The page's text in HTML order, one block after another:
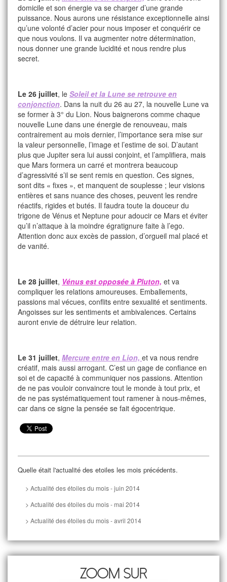
domicile et son énergie va se charger d’une grande
puissance. Nous aurons une résistance exceptionnelle ainsi
qu’une volonté d’acier pour nous imposer et conquérir ce
que nous voulons. Il va augmenter notre détermination,
nous donner une grande lucidité et nous rendre plus
secret.
Le 26 juillet, le Soleil et la Lune se retrouve en
conjonction. Dans la nuit du 26 au 27, la nouvelle Lune va
se former à 3° du Lion. Nous baignerons comme chaque
nouvelle Lune dans une énergie de renouveau, mais
contrairement au mois dernier, l’importance sera mise sur
la valeur personnelle, l’image et l’estime de soi. D’autant
plus que Jupiter sera lui aussi conjoint, et l’amplifiera, mais
que Mars formera un carré et montrera beaucoup
d’agressivité s’il se sent remis en question. Ces signes,
sont dits « fixes », et manquent de souplesse ; leur visions
entières et sans nuance des choses, peuvent les rendre
réactifs, rigides et butés. Il faudra toute la douceur du
trigone de Vénus et Neptune pour adoucir ce Mars et éviter
qu’il n’attaque à la moindre égratignure faite à l’ego.
Attention donc aux excès de passion, d’orgueil mal placé et
de vanité.
Le 28 juillet, Vénus est opposée à Pluton, et va
compliquer les relations amoureuses. Emballements,
passions mal vécues, conflits entre sexualité et sentiments.
Angoisses sur les sentiments et ambivalences. Certains
auront envie de détruire leur relation.
Le 31 juillet, Mercure entre en Lion, et va nous rendre
créatif, mais aussi arrogant. C’est un gage de confiance en
soi et de capacité à communiquer nos passions. Attention
de ne pas vouloir convaincre tout le monde à tout prix, et
de ne pas systématiquement tout ramener à nous-mêmes,
car dans ce signe la pensée se fait égocentrique.
Quelle était l'actualité des etoiles les mois précédents.
> Actualité des étoiles du mois - juin 2014
> Actualité des étoiles du mois - mai 2014
> Actualité des étoiles du mois - avril 2014
Zoom sur